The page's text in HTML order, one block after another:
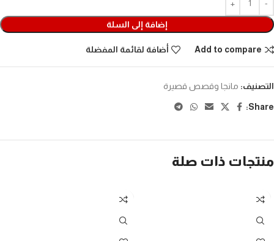
إضافة إلى السلة
Add to compare أضافة لقائمة المفضلة
التصنيف: مانجا وقصص قصيرة
Share:
منتجات ذات صلة